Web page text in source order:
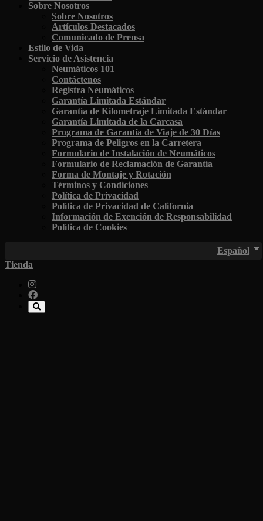
Sobre Nosotros
Sobre Nosotros
Artículos Destacados
Comunicado de Prensa
Estilo de Vida
Servicio de Asistencia
Neumáticos 101
Contáctenos
Registra Neumáticos
Garantía Limitada Estándar
Garantía de Kilometraje Limitada Estándar
Garantía Limitada de la Carcasa
Programa de Garantía de Viaje de 30 Días
Programa de Peligros en la Carretera
Formulario de Instalación de Neumáticos
Formulario de Reclamación de Garantía
Forma de Montaje y Rotación
Términos y Condiciones
Política de Privacidad
Política de Privacidad de California
Información de Exención de Responsabilidad
Política de Cookies
Español
Tienda